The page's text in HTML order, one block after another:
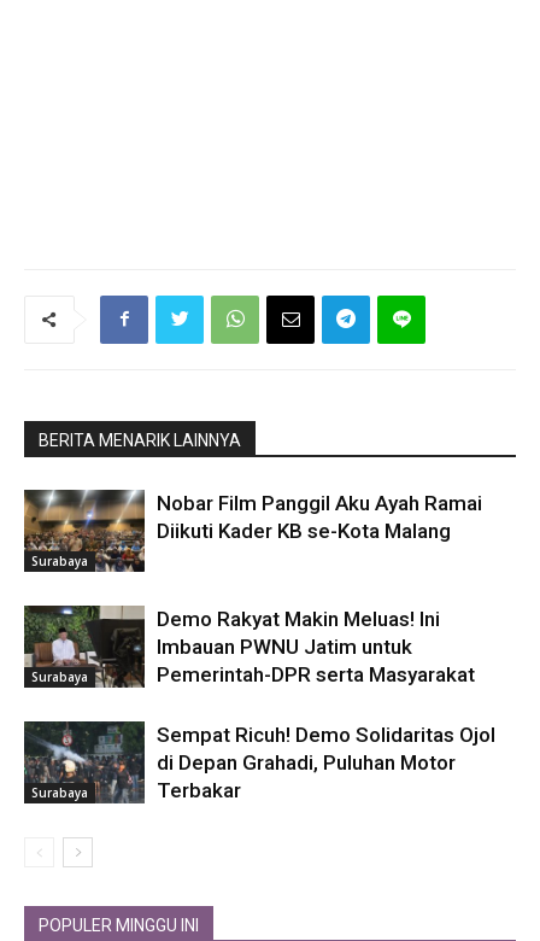
BERITA MENARIK LAINNYA
Surabaya
Nobar Film Panggil Aku Ayah Ramai
Diikuti Kader KB se-Kota Malang
Surabaya
Demo Rakyat Makin Meluas! Ini
Imbauan PWNU Jatim untuk
Pemerintah-DPR serta Masyarakat
Surabaya
Sempat Ricuh! Demo Solidaritas Ojol
di Depan Grahadi, Puluhan Motor
Terbakar
POPULER MINGGU INI